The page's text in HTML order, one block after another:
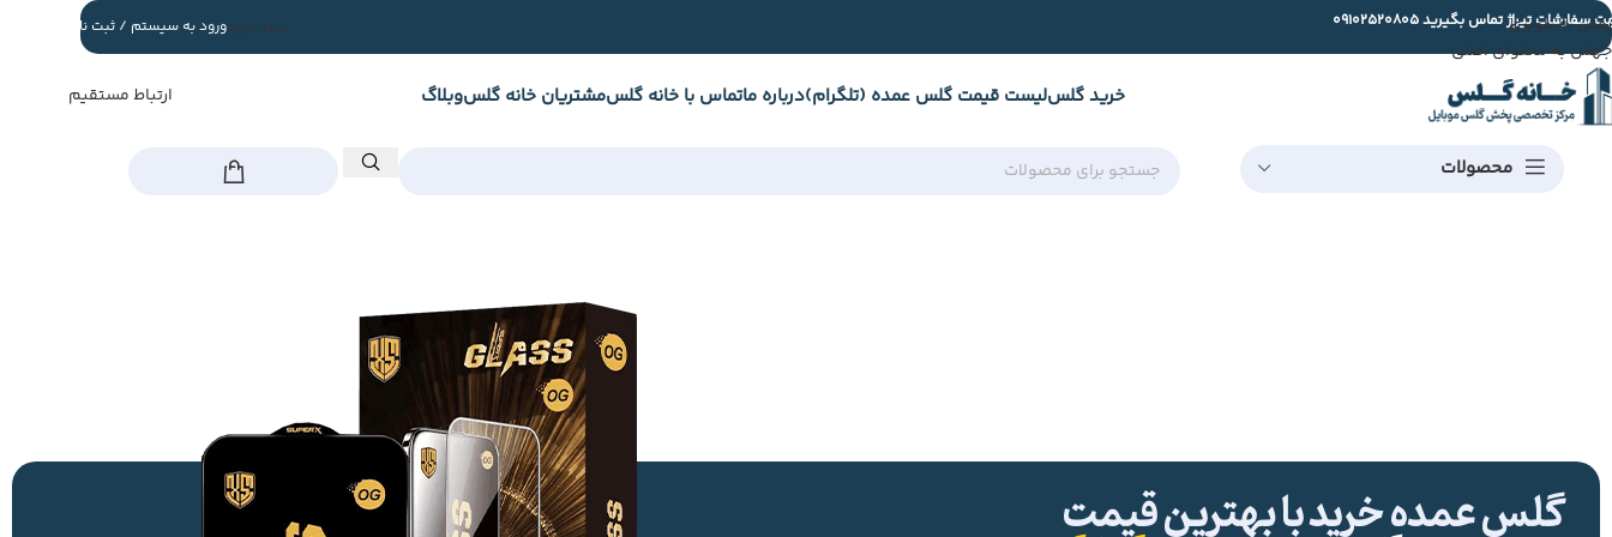
رفتن به ناوبری
جهش به محتوای اصلی
09102520805سفارشات تیراژ تماس بگیرید سبد خریدورود به سیستم / ثبت نام
خرید گلسلیست قیمت گلس عمده (تلگرام)درباره ماتماس با خانه گلسمشتریان خانه گلسوبلاگ ارتباط مستقیم
محصولات
گلس عمده خرید با بهترین قیمت